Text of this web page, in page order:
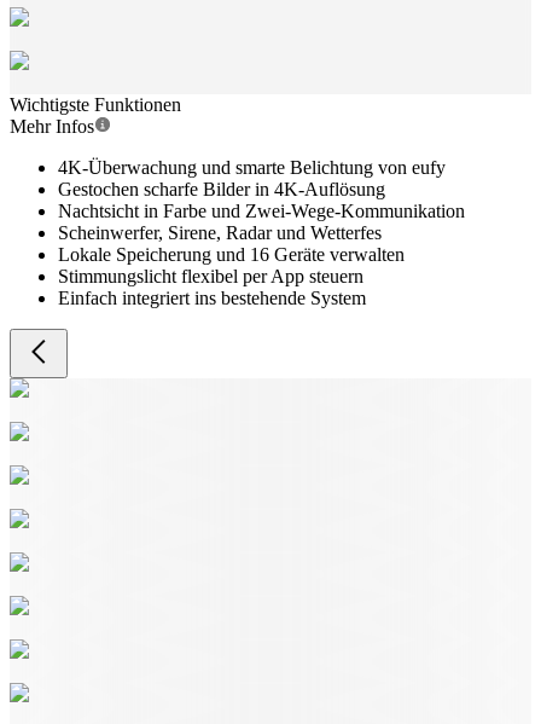
Wichtigste Funktionen
Mehr Infos
4K-Überwachung und smarte Belichtung von eufy
Gestochen scharfe Bilder in 4K-Auflösung
Nachtsicht in Farbe und Zwei-Wege-Kommunikation
Scheinwerfer, Sirene, Radar und Wetterfes
Lokale Speicherung und 16 Geräte verwalten
Stimmungslicht flexibel per App steuern
Einfach integriert ins bestehende System